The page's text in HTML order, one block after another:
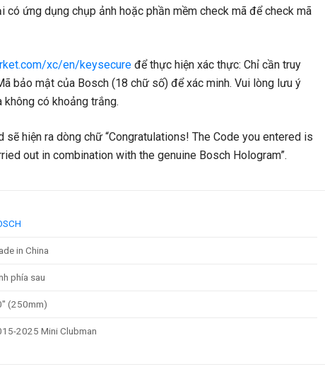
có ứng dụng chụp ảnh hoặc phần mềm check mã để check mã
xc/en/keysecure để thực hiện xác thực: Chỉ cần truy
bảo mật của Bosch (18 chữ số) để xác minh. Vui lòng lưu ý
có khoảng trắng.
sẽ hiện ra dòng chữ “Congratulations! The Code you entered is
out in combination with the genuine Bosch Hologram”.
in China
phía sau
(250mm)
2025 Mini Clubman